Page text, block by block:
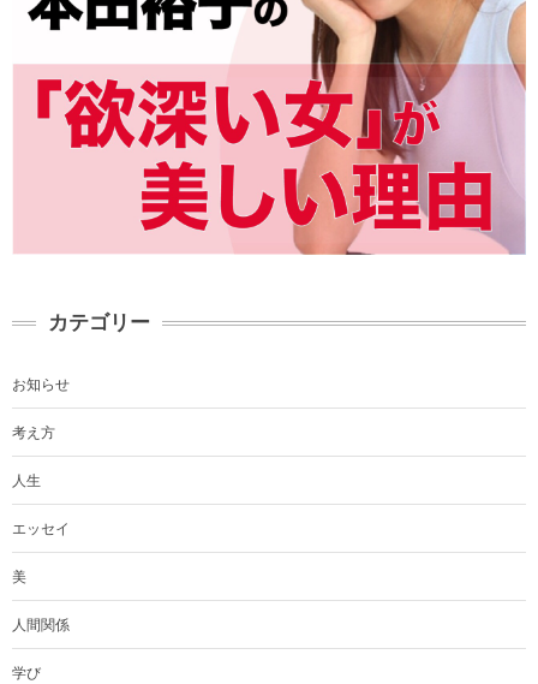
カテゴリー
お知らせ
考え方
人生
エッセイ
美
人間関係
学び